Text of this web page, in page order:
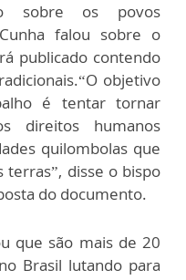
sobre os povos
falou sobre o
publicado contendo
objetivo
é tentar tornar
direitos humanos
quilombolas que
terras”, disse o bispo
do documento.
que são mais de 20
Brasil lutando para